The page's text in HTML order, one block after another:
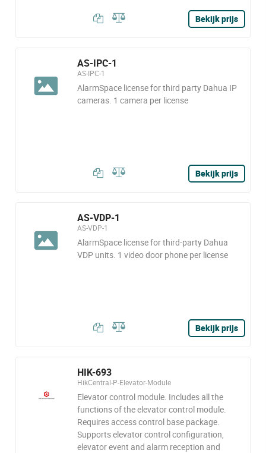
Bekijk prijs
AS-IPC-1
AS-IPC-1
AlarmSpace license for third party Dahua IP
cameras. 1 camera per license
Bekijk prijs
AS-VDP-1
AS-VDP-1
AlarmSpace license for third-party Dahua
VDP units. 1 video door phone per license
Bekijk prijs
HIK-693
HikCentral-P-Elevator-Module
Elevator control module. Includes all the
functions of the elevator control module.
Requires access control base package.
Supports elevator control configuration,
elevator event and alarm reception and